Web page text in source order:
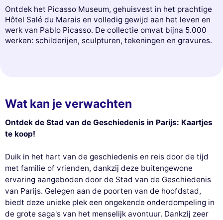
Ontdek het Picasso Museum, gehuisvest in het prachtige
Hôtel Salé du Marais en volledig gewijd aan het leven en
werk van Pablo Picasso. De collectie omvat bijna 5.000
werken: schilderijen, sculpturen, tekeningen en gravures.
Wat kan je verwachten
Ontdek de Stad van de Geschiedenis in Parijs: Kaartjes
te koop!
Duik in het hart van de geschiedenis en reis door de tijd
met familie of vrienden, dankzij deze buitengewone
ervaring aangeboden door de Stad van de Geschiedenis
van Parijs. Gelegen aan de poorten van de hoofdstad,
biedt deze unieke plek een ongekende onderdompeling in
de grote saga's van het menselijk avontuur. Dankzij zeer